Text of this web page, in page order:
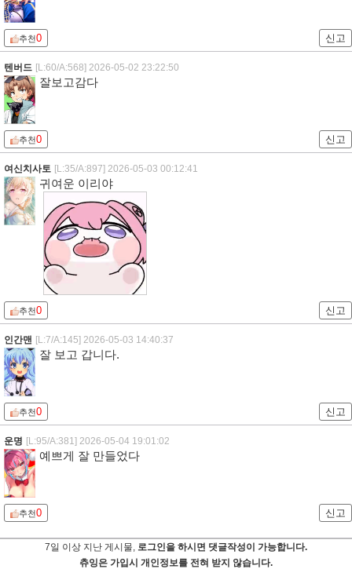
추천0 신고
텐버드 [L:60/A:568] 2026-05-02 23:22:50
잘보고감다
추천0 신고
여신치사토 [L:35/A:897] 2026-05-03 00:12:41
귀여운 이리야
추천0 신고
인간맨 [L:7/A:145] 2026-05-03 14:40:37
잘 보고 갑니다.
추천0 신고
운명 [L:95/A:381] 2026-05-04 19:01:02
예쁘게 잘 만들었다
추천0 신고
7일 이상 지난 게시물,
로그인을 하시면 댓글작성이 가능합니다.
츄잉은 가입시 개인정보를 전혀 받지 않습니다.